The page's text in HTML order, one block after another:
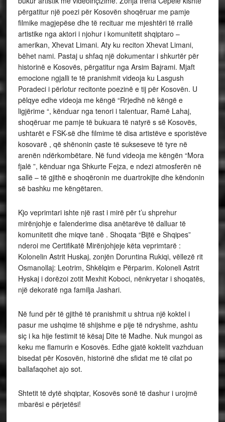
përgatitur një poezi për Kosovën shoqëruar me pamje
filmike magjepëse dhe të recituar me mjeshtëri të rrallë
artistike nga aktori i njohur i komunitetit shqiptaro –
amerikan, Xhevat Limani. Aty ku reciton Xhevat Limani,
bëhet nami. Pastaj u shfaq një dokumentar i shkurtër për
historinë e Kosovës, përgatitur nga Arsim Bajrami. Mjaft
emocione ngjalli te të pranishmit videoja ku Lasgush
Poradeci i përlotur recitonte poezinë e tij për Kosovën. U
pëlqye edhe videoja me këngë “Rrjedhë në këngë e
ligjërime “, kënduar nga tenori i talentuar, Ramë Lahaj,
shoqëruar me pamje të bukuara të natyrë s së Kosovës,
ushtarët e FSK-së dhe filmime të disa artistëve e sporistëve
kosovarë , që shënonin çaste të sukseseve të tyre në
arenën ndërkombëtare. Në fund videoja me këngën “Mora
fjalë ”, kënduar nga Shkurte Fejza, e ndezi atmosferën në
sallë – të gjithë e shoqëronin me duartrokijte dhe këndonin
së bashku me këngëtaren.
Kjo veprimtari ishte një rast i mirë për t’u shprehur
mirënjohje e falenderime disa anëtarëve të dalluar të
komunitetit dhe miqve tanë . Shoqata “Bijtë e Shqipes”
nderoi me Certifikatë Mirënjohjeje këta veprimtarë :
Kolonelin Astrit Huskaj, zonjën Doruntina Rukiqi, vëllezë rit
Osmanollaj: Leotrim, Shkëlqim e Përparim. Koloneli Astrit
Hyskaj i dorëzoi zotit Mexhit Koboci, nënkryetar i shoqatës,
një dekoratë nga familja Jashari.
Në fund për të gjithë të pranishmit u shtrua një koktel i
pasur me ushqime të shijshme e pije të ndryshme, ashtu
siç i ka hije festimit të kësaj Dite të Madhe. Nuk mungoi as
keku me flamurin e Kosovës. Edhe gjatë koktelit vazhduan
bisedat për Kosovën, historinë dhe sfidat me të cilat po
ballafaqohet ajo sot.
Shtetit të dytë shqiptar, Kosovës sonë të dashur i urojmë
mbarësi e përjetësi!